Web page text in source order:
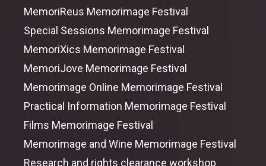
MemoriReus Memorimage Festival
Special Sessions Memorimage Festival
MemoriXics Memorimage Festival
MemoriJove Memorimage Festival
Memorimage Online Memorimage Festival
Practical Information Memorimage Festival
Films Memorimage Festival
Memorimage and Wine Memorimage Festival
Research and rights clearance workshop